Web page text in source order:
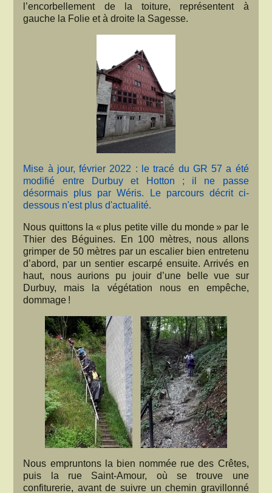
l’encorbellement de la toiture, représentent à
gauche la Folie et à droite la Sagesse.
Mise à jour, février 2022 : le tracé du GR 57 a été
modifié entre Durbuy et Hotton ; il ne passe
désormais plus par Wéris. Le parcours décrit ci-
dessous n'est plus d'actualité.
Nous quittons la « plus petite ville du monde » par le
Thier des Béguines. En 100 mètres, nous allons
grimper de 50 mètres par un escalier bien entretenu
d’abord, par un sentier escarpé ensuite. Arrivés en
haut, nous aurions pu jouir d’une belle vue sur
Durbuy, mais la végétation nous en empêche,
dommage !
Nous empruntons la bien nommée rue des Crêtes,
puis la rue Saint-Amour, où se trouve une
confiturerie, avant de suivre un chemin gravillonné